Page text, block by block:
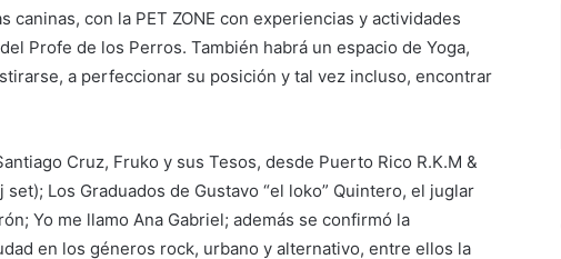
caninas, con la PET ZONE con experiencias y actividades
Profe de los Perros. También habrá un espacio de Yoga,
a perfeccionar su posición y tal vez incluso, encontrar
Cruz, Fruko y sus Tesos, desde Puerto Rico R.K.M &
Los Graduados de Gustavo “el loko” Quintero, el juglar
Yo me llamo Ana Gabriel; además se confirmó la
en los géneros rock, urbano y alternativo, entre ellos la